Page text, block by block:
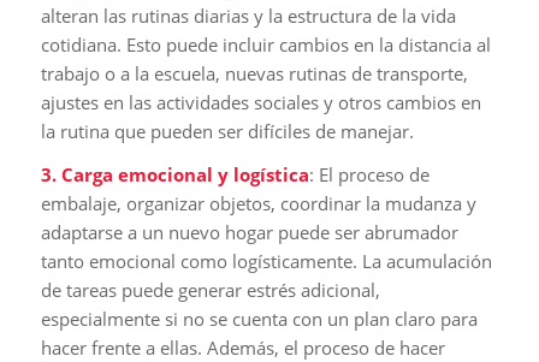
alteran las rutinas diarias y la estructura de la vida
cotidiana. Esto puede incluir cambios en la distancia al
trabajo o a la escuela, nuevas rutinas de transporte,
ajustes en las actividades sociales y otros cambios en
la rutina que pueden ser difíciles de manejar.
3. Carga emocional y logística: El proceso de
embalaje, organizar objetos, coordinar la mudanza y
adaptarse a un nuevo hogar puede ser abrumador
tanto emocional como logísticamente. La acumulación
de tareas puede generar estrés adicional,
especialmente si no se cuenta con un plan claro para
hacer frente a ellas. Además, el proceso de hacer